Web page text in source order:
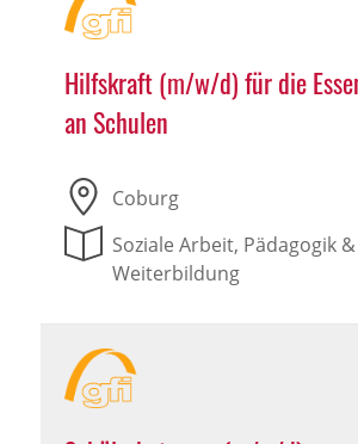
Hilfskraft (m/w/d) für die
an Schulen
Coburg
Soziale Arbeit, Pädagogik &
Weiterbildung